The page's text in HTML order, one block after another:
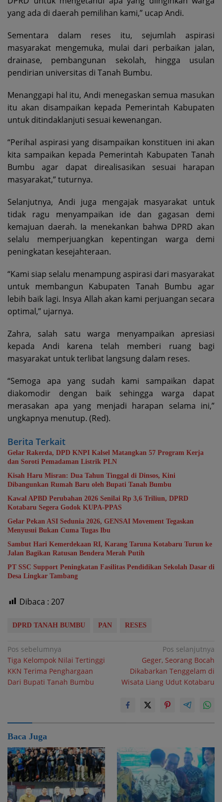
yang ada di daerah pemilihan kami,” ucap Andi.
Sementara dalam reses itu, sejumlah aspirasi
masyarakat mengemuka, mulai dari perbaikan jalan,
drainase, pembangunan sekolah, hingga usulan
pendirian universitas di Tanah Bumbu.
Menanggapi hal itu, Andi menegaskan semua masukan
itu akan disampaikan kepada Pemerintah Kabupaten
untuk ditindaklanjuti sesuai kewenangan.
“Perihal aspirasi yang disampaikan konstituen ini akan
kita sampaikan kepada Pemerintah Kabupaten Tanah
Bumbu agar dapat direalisasikan sesuai harapan
masyarakat,” tuturnya.
Selanjutnya, Andi juga mengajak masyarakat untuk
tidak ragu menyampaikan ide dan gagasan demi
kemajuan daerah. Ia menekankan bahwa DPRD akan
selalu memperjuangkan kepentingan warga demi
peningkatan kesejahteraan.
“Kami siap selalu menampung aspirasi dari masyarakat
untuk membangun Kabupaten Tanah Bumbu agar
lebih baik lagi. Insya Allah akan kami perjuangan secara
optimal,” ujarnya.
Zahra, salah satu warga menyampaikan apresiasi
kepada Andi karena telah memberi ruang bagi
masyarakat untuk terlibat langsung dalam reses.
“Semoga apa yang sudah kami sampaikan dapat
diakomodir dengan baik sehingga warga dapat
merasakan apa yang menjadi harapan selama ini,”
ungkapnya menutup. (Red).
Berita Terkait
Gelar Rakerda, DPD KNPI Kalsel Matangkan 57 Program Kerja
dan Soroti Pemadaman Listrik PLN
Kisah Haru Misran: Dua Tahun Tinggal di Dinsos, Kini
Dibangunkan Rumah Baru oleh Bupati Tanah Bumbu
Kawal APBD Perubahan 2026 Senilai Rp 3,6 Triliun, DPRD
Kotabaru Segera Godok KUPA-PPAS
Gelar Pekan ASI Sedunia 2026, GENSAI Movement Tegaskan
Menyusui Bukan Cuma Tugas Ibu
Sambut Hari Kemerdekaan RI, Karang Taruna Kotabaru Turun ke
Jalan Bagikan Ratusan Bendera Merah Putih
PT SSC Support Peningkatan Fasilitas Pendidikan Sekolah Dasar di
Desa Lingkar Tambang
Dibaca : 207
DPRD TANAH BUMBU PAN RESES
Navigasi
pos
Pos sebelumnya
Tiga Kelompok Nilai Tertinggi
KKN Terima Penghargaan
Dari Bupati Tanah Bumbu
Pos selanjutnya
Geger, Seorang Bocah
Dikabarkan Tenggelam di
Wisata Liang Udut Kotabaru
Baca Juga